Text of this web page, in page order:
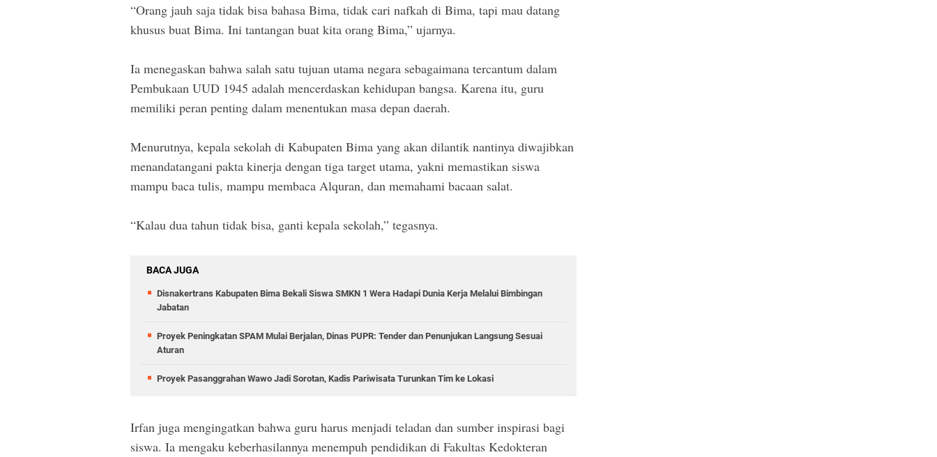
“Orang jauh saja tidak bisa bahasa Bima, tidak cari nafkah di Bima, tapi mau datang
khusus buat Bima. Ini tantangan buat kita orang Bima,” ujarnya.
Ia menegaskan bahwa salah satu tujuan utama negara sebagaimana tercantum dalam
Pembukaan UUD 1945 adalah mencerdaskan kehidupan bangsa. Karena itu, guru
memiliki peran penting dalam menentukan masa depan daerah.
Menurutnya, kepala sekolah di Kabupaten Bima yang akan dilantik nantinya diwajibkan
menandatangani pakta kinerja dengan tiga target utama, yakni memastikan siswa
mampu baca tulis, mampu membaca Alquran, dan memahami bacaan salat.
“Kalau dua tahun tidak bisa, ganti kepala sekolah,” tegasnya.
BACA JUGA
Disnakertrans Kabupaten Bima Bekali Siswa SMKN 1 Wera Hadapi Dunia Kerja Melalui Bimbingan
Jabatan
Proyek Peningkatan SPAM Mulai Berjalan, Dinas PUPR: Tender dan Penunjukan Langsung Sesuai
Aturan
Proyek Pasanggrahan Wawo Jadi Sorotan, Kadis Pariwisata Turunkan Tim ke Lokasi
Irfan juga mengingatkan bahwa guru harus menjadi teladan dan sumber inspirasi bagi
siswa. Ia mengaku keberhasilannya menempuh pendidikan di Fakultas Kedokteran